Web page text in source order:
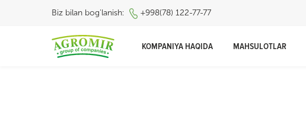
Biz bilan bog'lanish: +998(78) 122-77-77
KOMPANIYA HAQIDA MAHSULOTLAR